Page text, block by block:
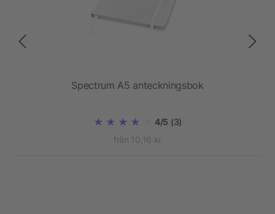
Spectrum A5 anteckningsbok
4/5 (3)
från 10,16 kr